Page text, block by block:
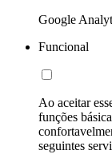
Google
Funcional
Ao aceitar
funções
seguintes